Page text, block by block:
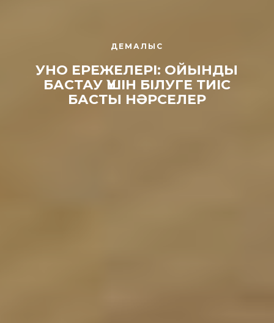
ДЕМАЛЫС
УНО ЕРЕЖЕЛЕРІ: ОЙЫНДЫ
БАСТАУ ҮШІН БІЛУГЕ ТИІС
БАСТЫ НӘРСЕЛЕР